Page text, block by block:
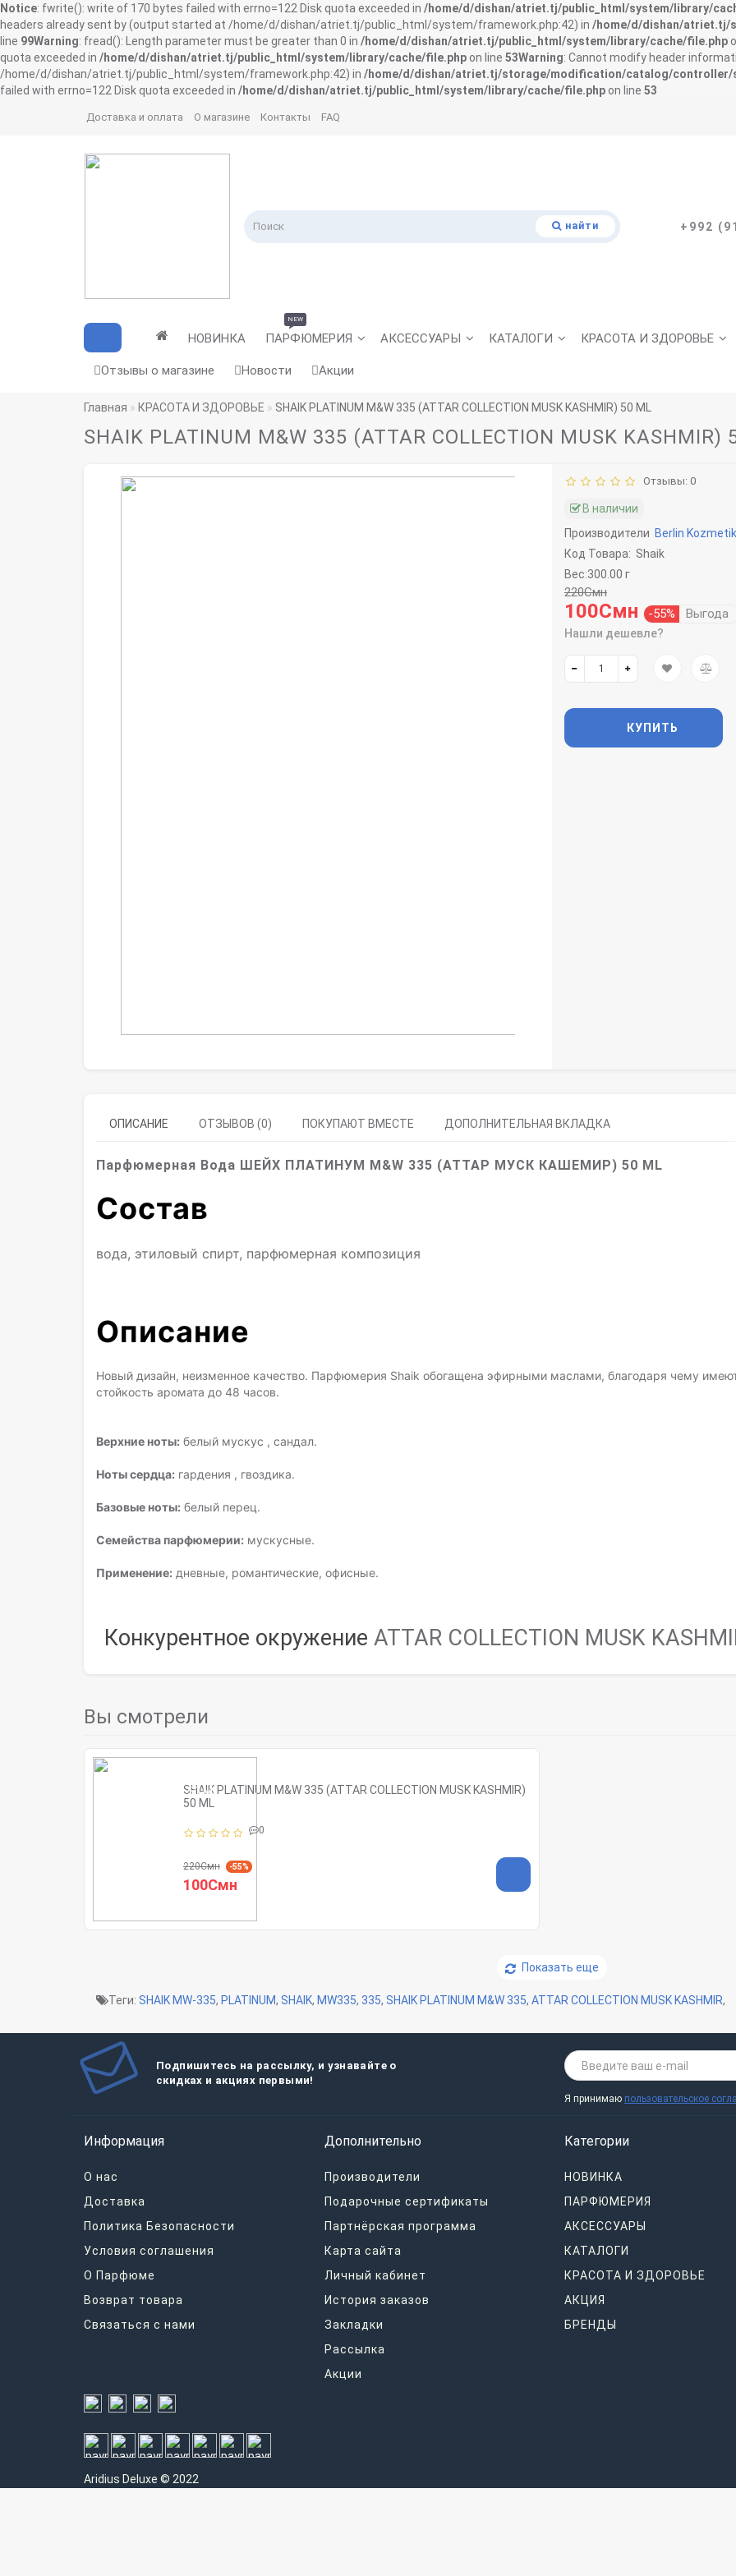
Notice: fwrite(): write of 170 bytes failed with errno=122 Disk quota exceeded in /home/d/dishan/atriet.tj/public_html/system/library/
headers already sent by (output started at /home/d/dishan/atriet.tj/public_html/system/framework.php:42) in /home/d/dishan/
line 99Warning: fread(): Length parameter must be greater than 0 in /home/d/dishan/atriet.tj/public_html/system/library/cache/file.php
quota exceeded in /home/d/dishan/atriet.tj/public_html/system/library/cache/file.php on line 53Warning: Cannot modify header
/home/d/dishan/atriet.tj/public_html/system/framework.php:42) in /home/d/dishan/atriet.tj/storage/modification/catalog/controller/
failed with errno=122 Disk quota exceeded in /home/d/dishan/atriet.tj/public_html/system/library/cache/file.php on line 53
Доставка и оплата О магазине Контакты FAQ
найти +992
НОВИНКА ПАРФЮМЕРИЯ
NEW
АКСЕССУАРЫ КАТАЛОГИ КРАСОТА И ЗДОРОВЬЕ
Отзывы о магазине Новости Акции
Главная КРАСОТА И ЗДОРОВЬЕ SHAIK PLATINUM M&W 335 (ATTAR COLLECTION MUSK KASHMIR) 50 ML
SHAIK PLATINUM M&W 335 (ATTAR COLLECTION MUSK KASHMIR)
Отзывы: 0
В наличии
Производители Berlin
Код Товара: Shaik
Вес:300.00 г
220Смн
100Смн -55% Выгода
Нашли дешевле?
КУПИТЬ
ОПИСАНИЕ ОТЗЫВОВ (0) ПОКУПАЮТ ВМЕСТЕ ДОПОЛНИТЕЛЬНАЯ ВКЛАДКА
Парфюмерная Вода ШЕЙХ ПЛАТИНУМ M&W 335 (АТТАР МУСК КАШЕМИР) 50 ML
Состав
вода, этиловый спирт, парфюмерная композиция
Описание
Новый дизайн, неизменное качество. Парфюмерия Shaik обогащена эфирными маслами, благодаря чему
стойкость аромата до 48 часов.
Верхние ноты: белый мускус , сандал.
Ноты сердца: гардения , гвоздика.
Базовые ноты: белый перец.
Семейства парфюмерии: мускусные.
Применение: дневные, романтические, офисные.
Конкурентное окружение ATTAR COLLECTION MUSK
Вы смотрели
SHAIK PLATINUM M&W 335 (ATTAR COLLECTION MUSK KASHMIR)
50 ML
0
220Смн -55%
100Смн
Показать еще
Теги: SHAIK MW-335, PLATINUM, SHAIK, MW335, 335, SHAIK PLATINUM M&W 335, ATTAR COLLECTION MUSK KASHMIR,
Подпишитесь на рассылку, и узнавайте о
скидках и акциях первыми!
Я принимаю пользовательское
Информация
О нас
Доставка
Политика Безопасности
Условия соглашения
О Парфюме
Возврат товара
Связаться с нами
Дополнительно
Производители
Подарочные сертификаты
Партнёрская программа
Карта сайта
Личный кабинет
История заказов
Закладки
Рассылка
Акции
Категории
НОВИНКА
ПАРФЮМЕРИЯ
АКСЕССУАРЫ
КАТАЛОГИ
КРАСОТА И ЗДОРОВЬЕ
АКЦИЯ
БРЕНДЫ
Aridius Deluxe © 2022